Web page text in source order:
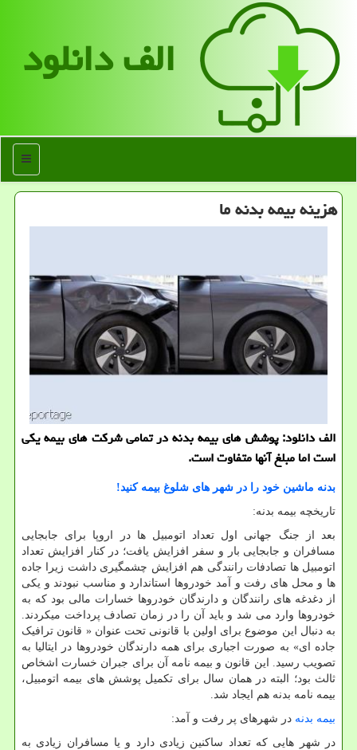
الف دانلود
منو
هزینه بیمه بدنه ما
الف دانلود: پوشش های بیمه بدنه در تمامی شرکت های بیمه یکی
است اما مبلغ آنها متفاوت است.
بدنه ماشین خود را در شهر های شلوغ بیمه کنید!
تاریخچه بیمه بدنه:
بعد از جنگ جهانی اول تعداد اتومبیل ها در اروپا برای جابجایی
مسافران و جابجایی بار و سفر افزایش یافت؛ در کنار افزایش تعداد
اتومبیل ها تصادفات رانندگی هم افزایش چشمگیری داشت زیرا جاده
ها و محل های رفت و آمد خودروها استاندارد و مناسب نبودند و یکی
از دغدغه های رانندگان و دارندگان خودروها خسارات مالی بود که به
خودروها وارد می شد و باید آن را در زمان تصادف پرداخت میکردند.
به دنبال این موضوع برای اولین با قانونی تحت عنوان « قانون ترافیک
جاده ای» به صورت اجباری برای همه دارندگان خودروها در ایتالیا به
تصویب رسید. این قانون و بیمه نامه آن برای جبران خسارت اشخاص
ثالث بود؛ البته در همان سال برای تکمیل پوشش های بیمه اتومبیل،
بیمه نامه بدنه هم ایجاد شد.
بیمه بدنه در شهرهای پر رفت و آمد:
در شهر هایی که تعداد ساکنین زیادی دارد و یا مسافران زیادی به